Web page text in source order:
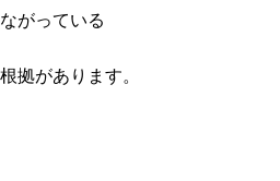
がっている
拠があります。